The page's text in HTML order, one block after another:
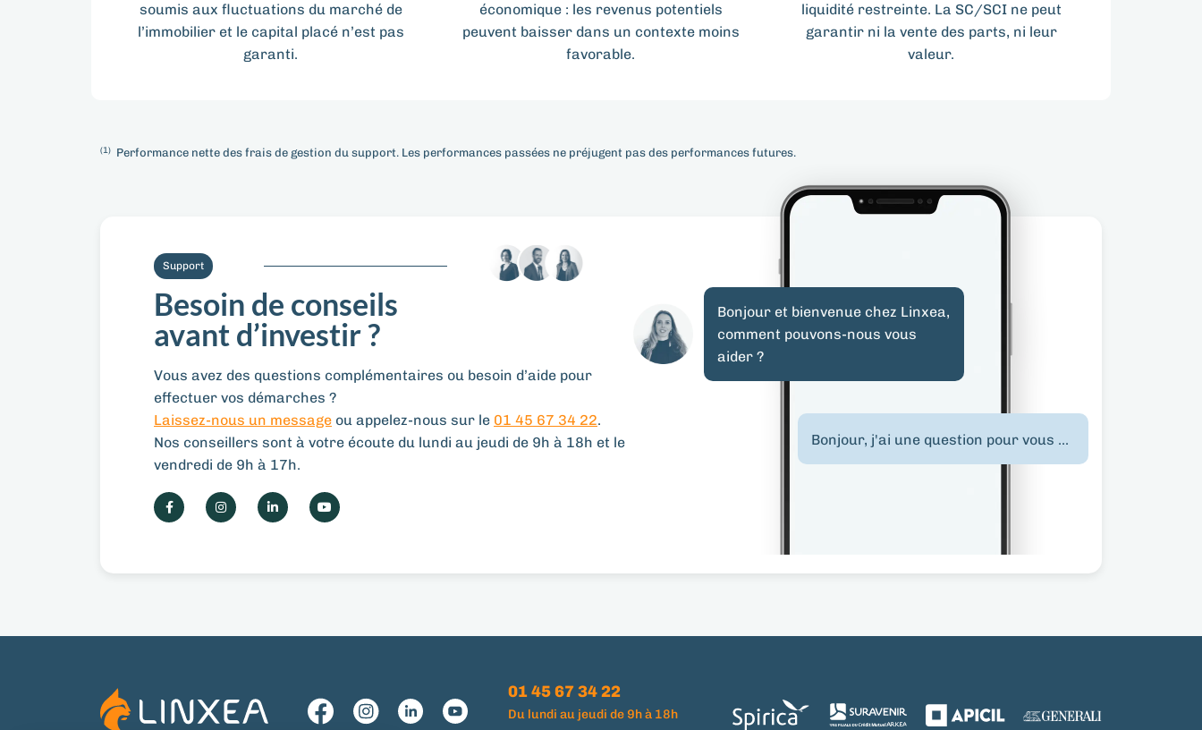
soumis aux fluctuations du marché de
l’immobilier et le capital placé n’est pas
garanti.
économique : les revenus potentiels
peuvent baisser dans un contexte moins
favorable.
liquidité restreinte. La SC/SCI ne peut
garantir ni la vente des parts, ni leur
valeur.
(1) Performance nette des frais de gestion du support. Les performances passées ne préjugent pas des performances futures.
Bonjour et bienvenue chez Linxea,
comment pouvons-nous vous
aider ?
Bonjour, j'ai une question pour vous ...
Support
Besoin de conseils
avant d’investir ?
Vous avez des questions complémentaires ou besoin d’aide pour
effectuer vos démarches ?
Laissez-nous un message ou appelez-nous sur le 01 45 67 34 22.
Nos conseillers sont à votre écoute du lundi au jeudi de 9h à 18h et le
vendredi de 9h à 17h.
01 45 67 34 22
Du lundi au jeudi de 9h à 18h